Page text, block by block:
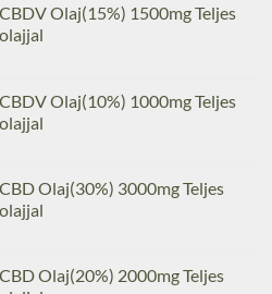
Olaj(15%) 1500mg Teljes
Olaj(10%) 1000mg Teljes
Olaj(30%) 3000mg Teljes
Olaj(20%) 2000mg Teljes